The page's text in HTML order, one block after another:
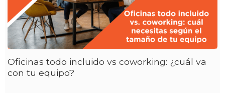
Oficinas todo incluido vs coworking: ¿cuál va
con tu equipo?